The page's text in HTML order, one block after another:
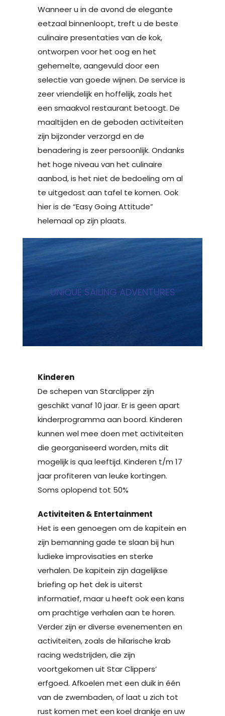
Wanneer u in de avond de elegante
eetzaal binnenloopt, treft u de beste
culinaire presentaties van de kok,
ontworpen voor het oog en het
gehemelte, aangevuld door een
selectie van goede wijnen. De service is
zeer vriendelijk en hoffelijk, zoals het
een smaakvol restaurant betoogt. De
maaltijden en de geboden activiteiten
zijn bijzonder verzorgd en de
benadering is zeer persoonlijk. Ondanks
het hoge niveau van het culinaire
aanbod, is het niet de bedoeling om al
te uitgedost aan tafel te komen. Ook
hier is de “Easy Going Attitude”
helemaal op zijn plaats.
UNIQUE SAILING ADVENTURES
Kinderen
De schepen van Starclipper zijn
geschikt vanaf 10 jaar. Er is geen apart
kinderprogramma aan boord. Kinderen
kunnen wel mee doen met activiteiten
die georganiseerd worden, mits dit
mogelijk is qua leeftijd. Kinderen t/m 17
jaar profiteren van leuke kortingen.
Soms oplopend tot 50%
Activiteiten & Entertainment
Het is een genoegen om de kapitein en
zijn bemanning gade te slaan bij hun
ludieke improvisaties en sterke
verhalen. De kapitein zijn dagelijkse
briefing op het dek is uiterst
informatief, maar u heeft ook een kans
om prachtige verhalen aan te horen.
Verder zijn er diverse evenementen en
activiteiten, zoals de hilarische krab
racing wedstrijden, die zijn
voortgekomen uit Star Clippers’
erfgoed. Afkoelen met een duik in één
van de zwembaden, of laat u zich tot
rust komen met een koel drankje en uw